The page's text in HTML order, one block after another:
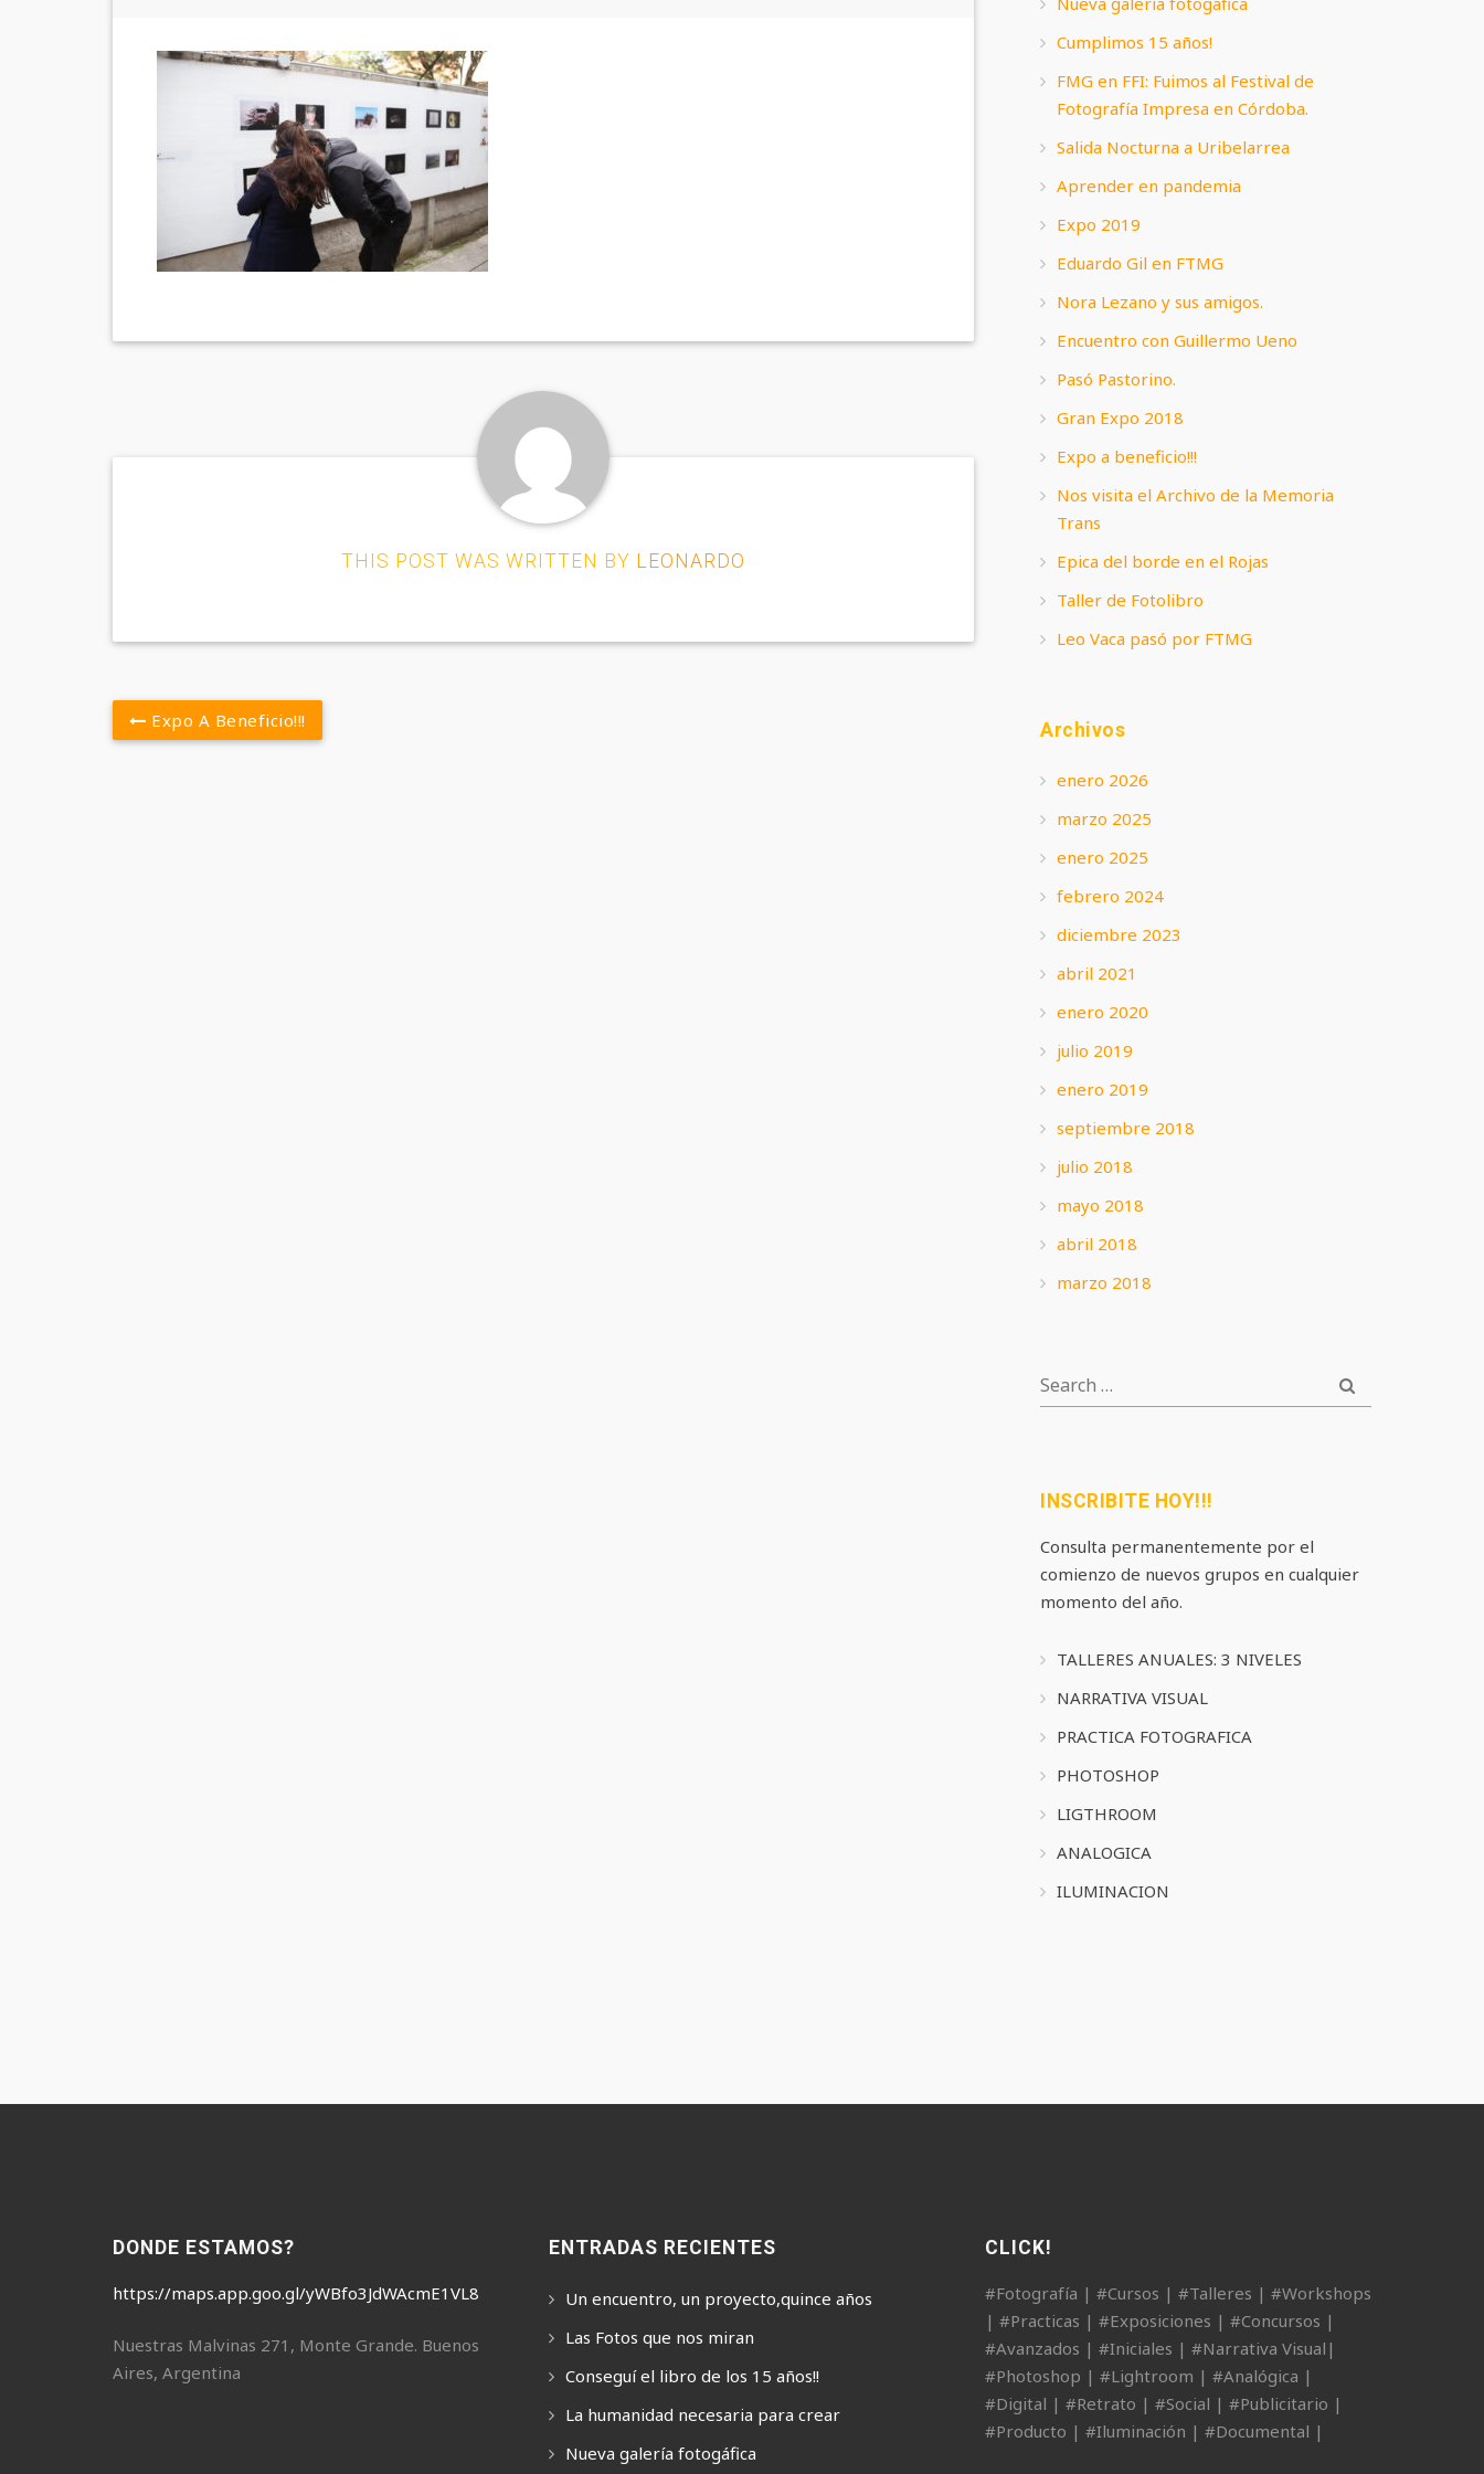
THIS POST WAS WRITTEN BY LEONARDO
PostExpo A Beneficio!!!
Cumplimos 15 años!
FMG en FFI: Fuimos al Festival de
Fotografía Impresa en Córdoba.
Salida Nocturna a Uribelarrea
Aprender en pandemia
Expo 2019
Eduardo Gil en FTMG
Nora Lezano y sus amigos.
Encuentro con Guillermo Ueno
Pasó Pastorino.
Gran Expo 2018
Expo a beneficio!!!
Nos visita el Archivo de la Memoria
Trans
Epica del borde en el Rojas
Taller de Fotolibro
Leo Vaca pasó por FTMG
Archivos
enero 2026
marzo 2025
enero 2025
febrero 2024
diciembre 2023
abril 2021
enero 2020
julio 2019
enero 2019
septiembre 2018
julio 2018
mayo 2018
abril 2018
marzo 2018
SEARCH
SEARCH
INSCRIBITE HOY!!!
Consulta permanentemente por el
comienzo de nuevos grupos en cualquier
momento del año.
TALLERES ANUALES: 3 NIVELES
NARRATIVA VISUAL
PRACTICA FOTOGRAFICA
PHOTOSHOP
LIGTHROOM
ANALOGICA
ILUMINACION
DONDE ESTAMOS?
https://maps.app.goo.gl/yWBfo3JdWAcmE1VL8
Nuestras Malvinas 271, Monte Grande. Buenos
Aires, Argentina
ENTRADAS RECIENTES
Un encuentro, un proyecto,quince años
Las Fotos que nos miran
Conseguí el libro de los 15 años!!
La humanidad necesaria para crear
Nueva galería fotogáfica
CLICK!
#Fotografía | #Cursos | #Talleres | #Workshops
| #Practicas | #Exposiciones | #Concursos |
#Avanzados | #Iniciales | #Narrativa Visual|
#Photoshop | #Lightroom | #Analógica |
#Digital | #Retrato | #Social | #Publicitario |
#Producto | #Iluminación | #Documental |